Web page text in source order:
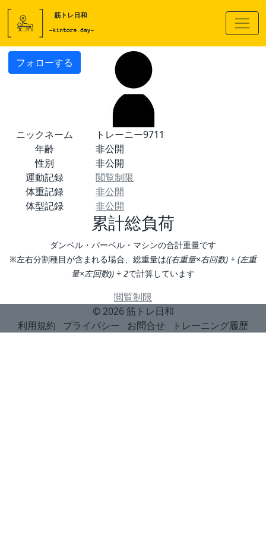
フォローする
ニックネーム
トレーニー9711
年齢
非公開
性別
非公開
運動記録
閲覧制限
体重記録
非公開
体型記録
非公開
累計総負荷
ダンベル・バーベル・マシンの合計重量です
※左右分割種目が含まれる場合、総重量は((右重量×右回数) + (左重
量×左回数)) ÷ 2で計算しています
閲覧制限
© 2026 筋トレ日和
利用規約
プライバシー お問合せ トレーニング履歴